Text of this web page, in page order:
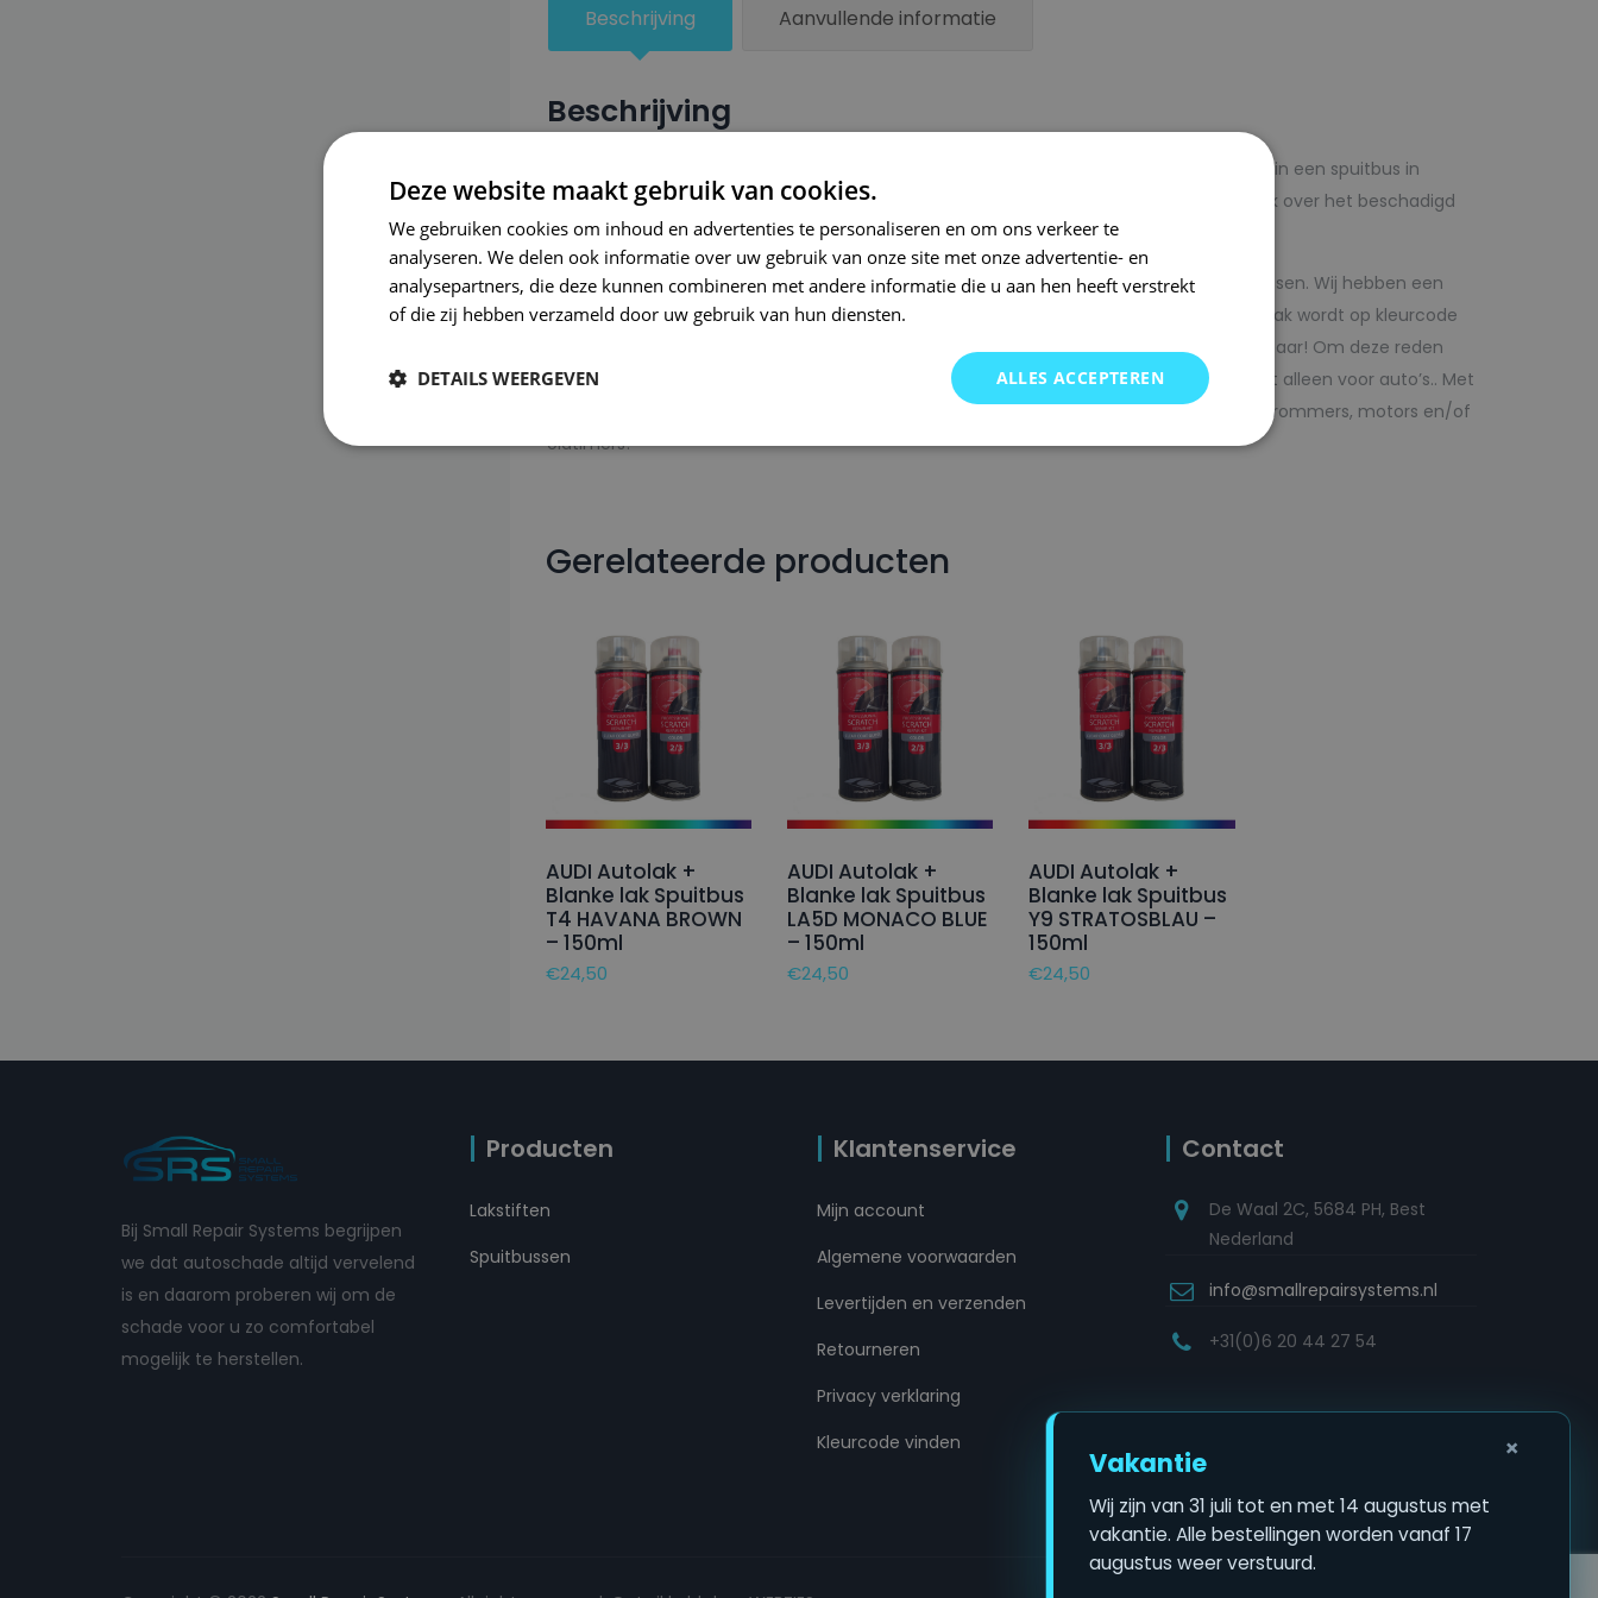
Beschrijving Aanvullende informatie
Beschrijving
Een groter beschadigd oppervlak van je auto behandel je nu zelf voordelig met autolak in een spuitbus in
combinatie met blanke lak van Small Repair Systems. U dient op voorhand de blanke lak over het beschadigd
oppervlak te spuiten zodat de kleurlak beter hecht.
Bij SRS bent u aan het juiste adres wanneer het gaat om hoge kwaliteit autolak spuitbussen. Wij hebben een
gigantisch assortiment met oneindig veel kleurencombinaties in ons arsenaal. De autolak wordt op kleurcode
of kleurnaam gemaakt en is afgevuld met professionele verf. Direct uit voorraad leverbaar! Om deze reden
garanderen wij dat u altijd de gewenste kleur voor uw auto bij SRS kunt vinden. Maar niet alleen voor auto’s.. Met
onze A-kwaliteit spuitbussen kunt u bij ons ook terecht voor bedrijfswagens, scooters, brommers, motors en/of
oldtimers!
Gerelateerde producten
AUDI Autolak +
Blanke lak Spuitbus
T4 HAVANA BROWN
– 150ml
€24,50
AUDI Autolak +
Blanke lak Spuitbus
LA5D MONACO BLUE
– 150ml
€24,50
AUDI Autolak +
Blanke lak Spuitbus
Y9 STRATOSBLAU –
150ml
€24,50
Bij Small Repair Systems begrijpen
we dat autoschade altijd vervelend
is en daarom proberen wij om de
schade voor u zo comfortabel
mogelijk te herstellen.
Producten
Lakstiften
Spuitbussen
Klantenservice
Mijn account
Algemene voorwaarden
Levertijden en verzenden
Retourneren
Privacy verklaring
Kleurcode vinden
Contact
De Waal 2C, 5684 PH, Best
Nederland
info@smallrepairsystems.nl
+31(0)6 20 44 27 54
×
Vakantie
Wij zijn van 31 juli tot en met 14 augustus met
vakantie. Alle bestellingen worden vanaf 17
augustus weer verstuurd.
Deze website maakt gebruik van cookies.
We gebruiken cookies om inhoud en advertenties te personaliseren en om ons verkeer te
analyseren. We delen ook informatie over uw gebruik van onze site met onze advertentie- en
analysepartners, die deze kunnen combineren met andere informatie die u aan hen heeft verstrekt
of die zij hebben verzameld door uw gebruik van hun diensten.
ALLES ACCEPTEREN
DETAILS WEERGEVEN